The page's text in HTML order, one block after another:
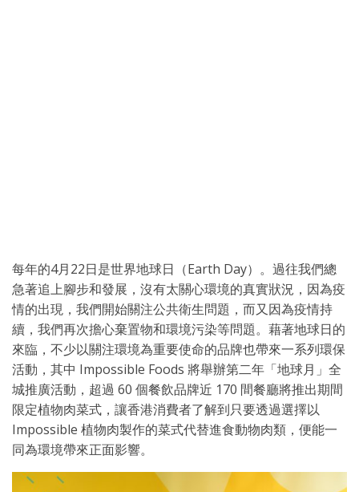
每年的4月22日是世界地球日（Earth Day）。過往我們總
急著追上腳步和發展，沒有太關心環境的真實狀況，因為疫
情的出現，我們開始關注公共衛生問題，而又因為疫情持
續，我們再次擔心棄置物和環境污染等問題。藉著地球日的
來臨，不少以關注環境為重要使命的品牌也帶來一系列環保
活動，其中 Impossible Foods 將舉辦第二年「地球月」全
城推廣活動，超過 60 個餐飲品牌近 170 間餐廳將推出期間
限定植物肉菜式，讓香港消費者了解到只要透過選擇以
Impossible 植物肉製作的菜式代替進食動物肉類，便能一
同為環境帶來正面影響。